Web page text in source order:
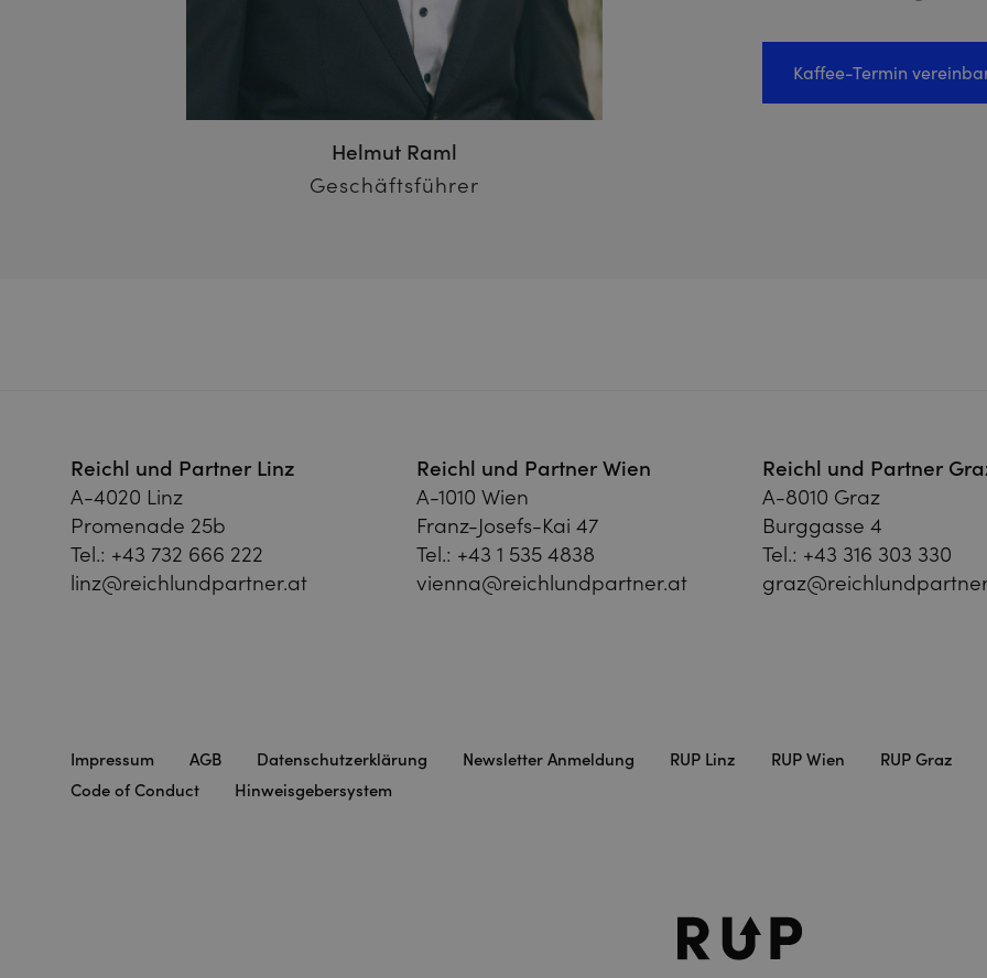
Kaffee-Termin
Helmut Raml
Geschäftsführer
Reichl und Partner Linz
A-4020 Linz
Promenade 25b
Tel.: +43 732 666 222
linz@reichlundpartner.at
Reichl und Partner Wien
A-1010 Wien
Franz-Josefs-Kai 47
Tel.: +43 1 535 4838
vienna@reichlundpartner.at
Reichl und Partner
A-8010 Graz
Burggasse 4
Tel.: +43 316 303 330
Impressum AGB Datenschutzerklärung Newsletter Anmeldung RUP Linz RUP Wien
RUP Graz
Code of Conduct
Hinweisgebersystem